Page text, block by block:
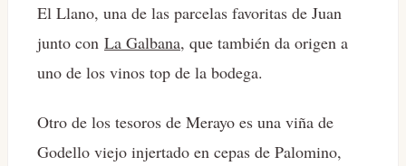
El Llano, una de las parcelas favoritas de Juan
junto con La Galbana, que también da origen a
uno de los vinos top de la bodega.
Otro de los tesoros de Merayo es una viña de
Godello viejo injertado en cepas de Palomino,